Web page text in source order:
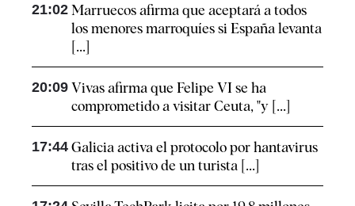
21:02 Marruecos afirma que aceptará a todos
los menores marroquíes si España levanta
[...]
20:09 Vivas afirma que Felipe VI se ha
comprometido a visitar Ceuta, "y [...]
17:44 Galicia activa el protocolo por hantavirus
tras el positivo de un turista [...]